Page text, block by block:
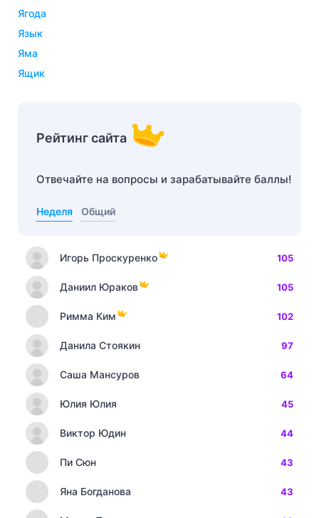
ягода
язык
яма
ящик
Рейтинг сайта
Отвечайте на вопросы и зарабатывайте баллы!
Неделя Общий
Игорь Проскуренко 105
Даниил Юраков 105
Римма Ким 102
Данила Стоякин 97
Саша Мансуров 64
Юлия Юлия 45
Виктор Юдин 44
Пи Сюн 43
Яна Богданова 43